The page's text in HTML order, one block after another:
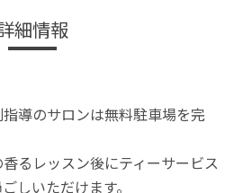
細情報
導のサロンは無料駐車場を完
るレッスン後にティーサービス
しいただけます。